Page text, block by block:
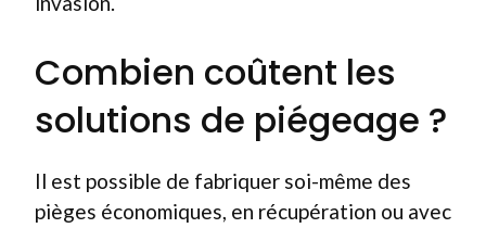
Combien coûtent les
solutions de piégeage ?
Il est possible de fabriquer soi-même des
pièges économiques, en récupération ou avec